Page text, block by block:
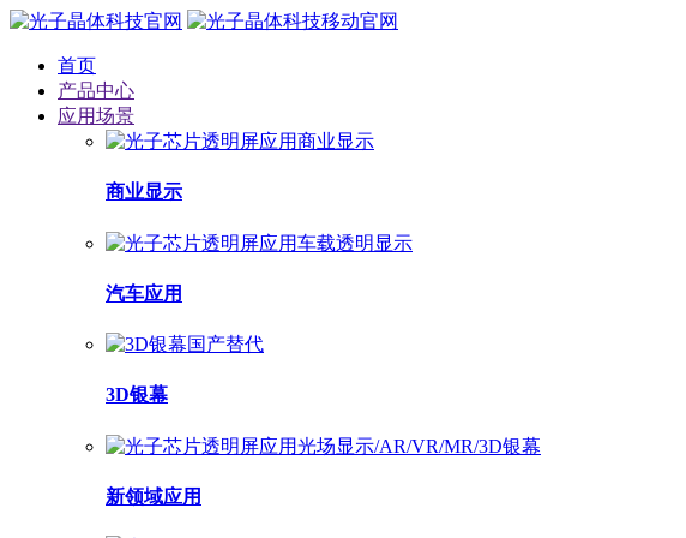
首页
产品中心
应用场景
商业显示
汽车应用
3D银幕
新领域应用